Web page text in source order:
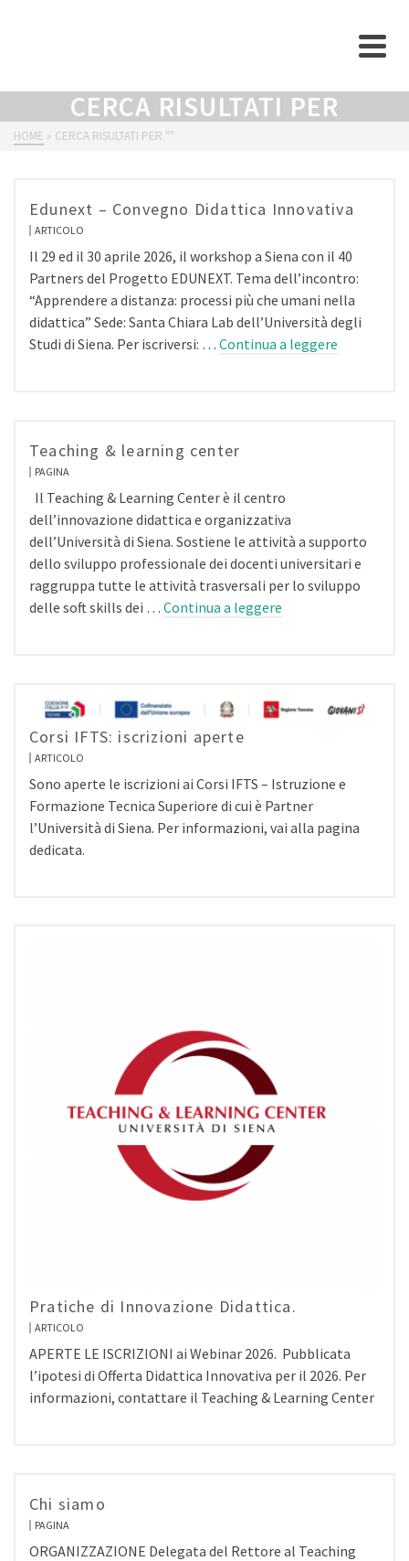
CERCA RISULTATI PER
HOME » CERCA RISULTATI PER ""
Edunext – Convegno Didattica Innovativa
ARTICOLO
Il 29 ed il 30 aprile 2026, il workshop a Siena con il 40
Partners del Progetto EDUNEXT. Tema dell’incontro:
“Apprendere a distanza: processi più che umani nella
didattica” Sede: Santa Chiara Lab dell’Università degli
Studi di Siena. Per iscriversi: … Continua a leggere
Teaching & learning center
PAGINA
Il Teaching & Learning Center è il centro
dell’innovazione didattica e organizzativa
dell’Università di Siena. Sostiene le attività a supporto
dello sviluppo professionale dei docenti universitari e
raggruppa tutte le attività trasversali per lo sviluppo
delle soft skills dei … Continua a leggere
Corsi IFTS: iscrizioni aperte
ARTICOLO
Sono aperte le iscrizioni ai Corsi IFTS – Istruzione e
Formazione Tecnica Superiore di cui è Partner
l’Università di Siena. Per informazioni, vai alla pagina
dedicata.
Pratiche di Innovazione Didattica.
ARTICOLO
APERTE LE ISCRIZIONI ai Webinar 2026. Pubblicata
l’ipotesi di Offerta Didattica Innovativa per il 2026. Per
informazioni, contattare il Teaching & Learning Center
Chi siamo
PAGINA
ORGANIZZAZIONE Delegata del Rettore al Teaching